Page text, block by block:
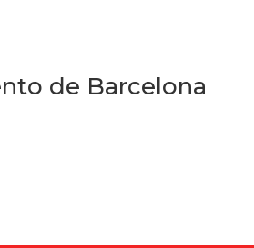
de Barcelona